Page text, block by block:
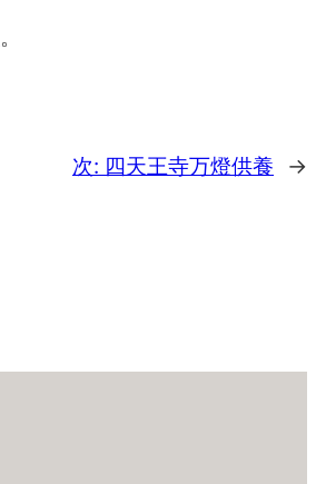
。
次: 四天王寺万燈供養 →